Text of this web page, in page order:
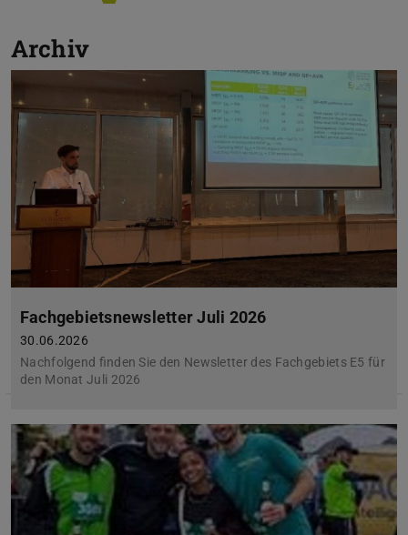
Archiv
Fachgebietsnewsletter Juli 2026
30.06.2026
Nachfolgend finden Sie den Newsletter des Fachgebiets E5 für
den Monat Juli 2026